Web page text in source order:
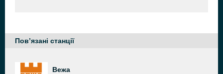
Пов’язані станції
Вежа